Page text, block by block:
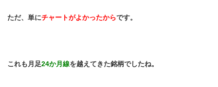
ただ、単にチャートがよかったからです。
これも月足24か月線を越えてきた銘柄でしたね。